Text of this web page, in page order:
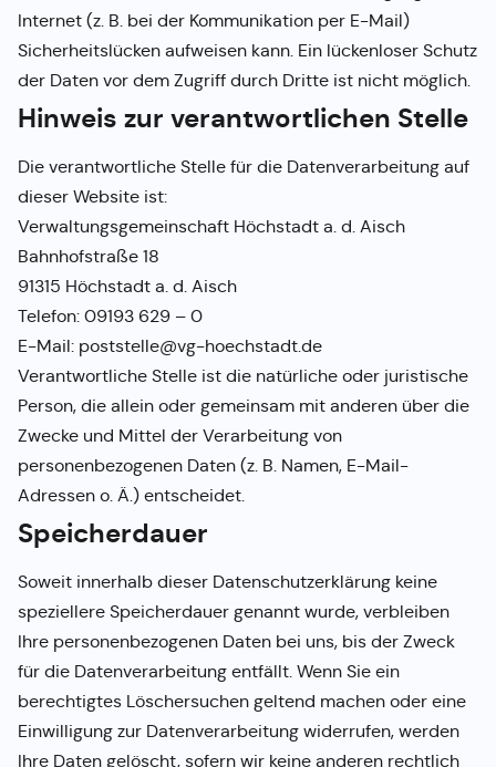
Internet (z. B. bei der Kommunikation per E-Mail)
Sicherheitslücken aufweisen kann. Ein lückenloser Schutz
der Daten vor dem Zugriff durch Dritte ist nicht möglich.
Hinweis zur verantwortlichen Stelle
Die verantwortliche Stelle für die Datenverarbeitung auf
dieser Website ist:
Verwaltungsgemeinschaft Höchstadt a. d. Aisch
Bahnhofstraße 18
91315 Höchstadt a. d. Aisch
Telefon: 09193 629 – 0
E-Mail: poststelle@vg-hoechstadt.de
Verantwortliche Stelle ist die natürliche oder juristische
Person, die allein oder gemeinsam mit anderen über die
Zwecke und Mittel der Verarbeitung von
personenbezogenen Daten (z. B. Namen, E-Mail-
Adressen o. Ä.) entscheidet.
Speicherdauer
Soweit innerhalb dieser Datenschutzerklärung keine
speziellere Speicherdauer genannt wurde, verbleiben
Ihre personenbezogenen Daten bei uns, bis der Zweck
für die Datenverarbeitung entfällt. Wenn Sie ein
berechtigtes Löschersuchen geltend machen oder eine
Einwilligung zur Datenverarbeitung widerrufen, werden
Ihre Daten gelöscht, sofern wir keine anderen rechtlich